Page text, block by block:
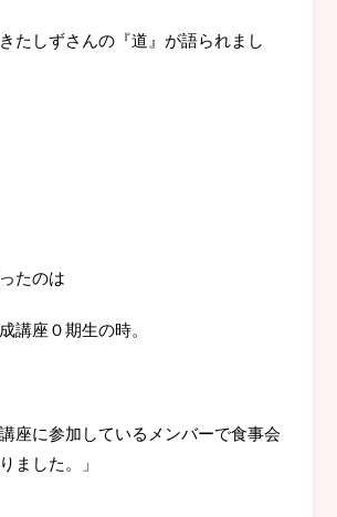
たしずさんの『道』が語られまし
たのは
講座０期生の時。
座に参加しているメンバーで食事会
ました。」